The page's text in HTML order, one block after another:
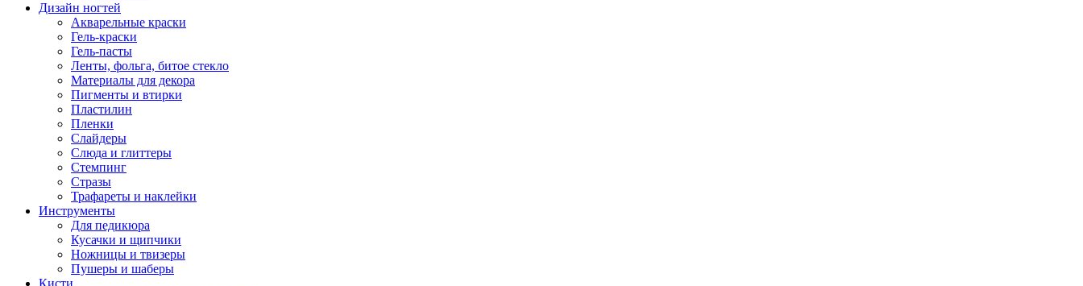
Дизайн ногтей
Акварельные краски
Гель-краски
Гель-пасты
Ленты, фольга, битое стекло
Материалы для декора
Пигменты и втирки
Пластилин
Пленки
Слайдеры
Слюда и глиттеры
Стемпинг
Стразы
Трафареты и наклейки
Инструменты
Для педикюра
Кусачки и щипчики
Ножницы и твизеры
Пушеры и шаберы
Кисти